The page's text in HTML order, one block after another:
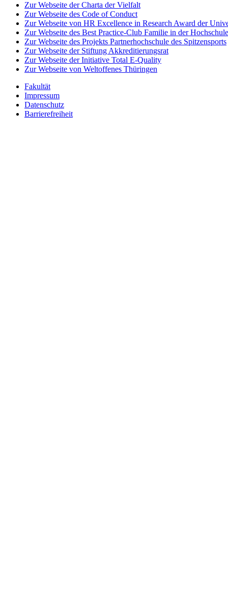
Zur Webseite der Charta der Vielfalt
Zur Webseite des Code of Conduct
Zur Webseite von HR Excellence in Research Award der
Zur Webseite des Best Practice-Club Familie in der Hochschule
Zur Webseite des Projekts Partnerhochschule des Spitzensports
Zur Webseite der Stiftung Akkreditierungsrat
Zur Webseite der Initiative Total E-Quality
Zur Webseite von Weltoffenes Thüringen
Fakultät
Impressum
Datenschutz
Barrierefreiheit